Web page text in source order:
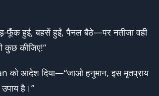
फूँक हुई, बहसें हुईं, पैनल बैठे—पर नतीजा वही
कुछ कीजिए!”
को आदेश दिया—“जाओ हनुमान, इस मृतप्राय
है।”